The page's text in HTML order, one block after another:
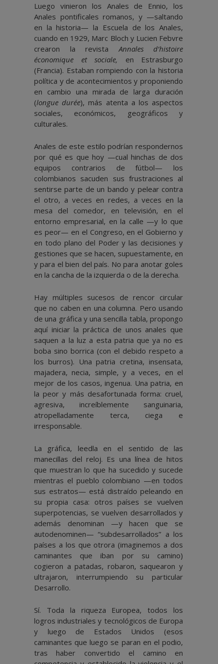
Luego vinieron los Anales de Ennio, los
Anales pontificales romanos, y —saltando
en la historia— la Escuela de los Anales,
cuando en 1929, Marc Bloch y Lucien Febvre
crearon la revista Annales d’histoire
économique et sociale, en Estrasburgo
(Francia). Estaban rompiendo con la historia
política y de acontecimientos y proponiendo
en cambio una mirada de larga duración
(longue durée), más atenta a los aspectos
sociales, económicos, geográficos y
culturales.
Anales de este estilo podrían respondernos
por qué es que hoy —cual hinchas de dos
equipos contrarios de fútbol— los
colombianos sacuden sus frustraciones al
sentirse parte de un bando y pelear contra
el otro, a veces en redes, a veces en la
mesa del comedor, en televisión, en el
entorno empresarial, en la calle —y lo que
es peor— en el Congreso, en el Gobierno y
en todo plano del Poder y las decisiones y
gestiones que se hacen, supuestamente, en
y para el bien del país. No para anotar goles
en la cancha de la izquierda o de la derecha.
Hay múltiples sucesos de rencor circular
que no caben en una columna. Pero usando
de una gráfica y una sencilla tabla, propongo
aquí iniciar la práctica de unos anales que
saquen a la luz a esta patria que ya no es
boba sino borrica (con el debido respeto a
los burros). Una patria cretina, insensata,
majadera, necia, simple, y a veces, en el
mejor de los casos, ingenua. Una patria, en
la peor y más desafortunada forma: cruel,
agresiva, increíblemente sanguinaria,
atropelladamente terca, ciega e
irresponsable.
La gráfica, leedla en el sentido de las
manecillas del reloj. Es una línea de hitos
que muestran lo que ha sucedido y sucede
mientras el pueblo colombiano —en todos
sus estratos— está distraído peleando en
su propia casa: otros países se vuelven
superpotencias, se vuelven desarrollados y
además denominan —y hacen que se
autodenominen— “subdesarrollados” a los
países a los que otrora (imaginemos a dos
caminantes que iban por su camino)
cogieron a patadas, robaron, saquearon y
ultrajaron, interrumpiendo su particular
Desarrollo.
Sí. Toda la riqueza Europea, todos los
logros industriales y tecnológicos de Europa
y luego de Estados Unidos (esos
caminantes que luego se paran en el podio,
tras haber convertido el camino en